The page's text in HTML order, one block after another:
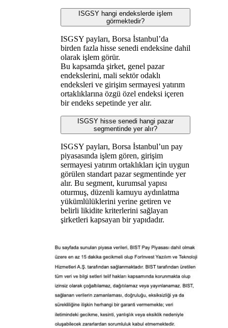
ISGSY hangi endekslerde işlem
görmektedir?
ISGSY payları, Borsa İstanbul’da
birden fazla hisse senedi endeksine dahil
olarak işlem görür.
Bu kapsamda şirket, genel pazar
endekslerini, mali sektör odaklı
endeksleri ve girişim sermayesi yatırım
ortaklıklarına özgü özel endeksi içeren
bir endeks sepetinde yer alır.
ISGSY hisse senedi hangi pazar
segmentinde yer alır?
ISGSY payları, Borsa İstanbul’un pay
piyasasında işlem gören, girişim
sermayesi yatırım ortaklıkları için uygun
görülen standart pazar segmentinde yer
alır. Bu segment, kurumsal yapısı
oturmuş, düzenli kamuyu aydınlatma
yükümlülüklerini yerine getiren ve
belirli likidite kriterlerini sağlayan
şirketleri kapsayan bir yapıdadır.